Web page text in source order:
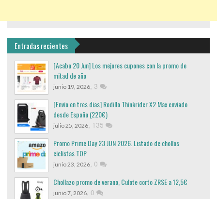
Entradas recientes
[Acaba 20 Jun] Los mejores cupones con la promo de
mitad de año
junio 19, 2026, 3
[Envio en tres dias] Rodillo Thinkrider X2 Max enviado
desde España (220€)
julio 25, 2026, 135
Promo Prime Day 23 JUN 2026. Listado de chollos
ciclistas TOP
junio 23, 2026, 0
Chollazo promo de verano, Culote corto ZRSE a 12,5€
junio 7, 2026, 0